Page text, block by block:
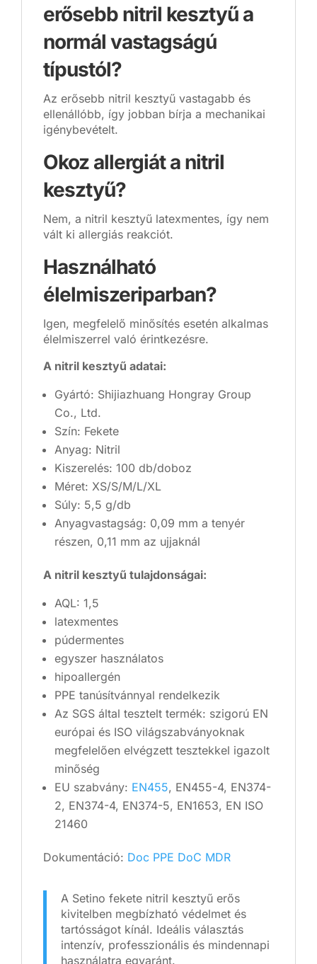
erősebb nitril kesztyű a
normál vastagságú
típustól?
Az erősebb nitril kesztyű vastagabb és
ellenállóbb, így jobban bírja a mechanikai
igénybevételt.
Okoz allergiát a nitril
kesztyű?
Nem, a nitril kesztyű latexmentes, így nem
vált ki allergiás reakciót.
Használható
élelmiszeriparban?
Igen, megfelelő minősítés esetén alkalmas
élelmiszerrel való érintkezésre.
A nitril kesztyű adatai:
Gyártó: Shijiazhuang Hongray Group
Co., Ltd.
Szín: Fekete
Anyag: Nitril
Kiszerelés: 100 db/doboz
Méret: XS/S/M/L/XL
Súly: 5,5 g/db
Anyagvastagság: 0,09 mm a tenyér
részen, 0,11 mm az ujjaknál
A nitril kesztyű tulajdonságai:
AQL: 1,5
latexmentes
púdermentes
egyszer használatos
hipoallergén
PPE tanúsítvánnyal rendelkezik
Az SGS által tesztelt termék: szigorú EN
európai és ISO világszabványoknak
megfelelően elvégzett tesztekkel igazolt
minőség
EU szabvány: EN455, EN455-4, EN374-
2, EN374-4, EN374-5, EN1653, EN ISO
21460
Dokumentáció: Doc PPE DoC MDR
A Setino fekete nitril kesztyű erős
kivitelben megbízható védelmet és
tartósságot kínál. Ideális választás
intenzív, professzionális és mindennapi
használatra egyaránt.